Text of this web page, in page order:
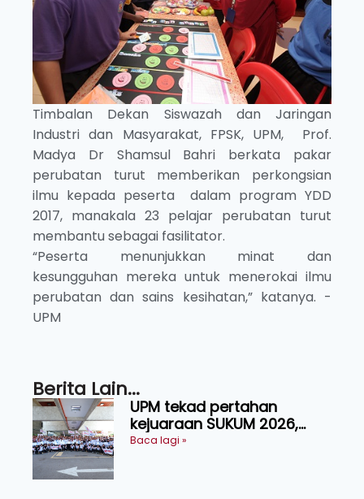
Timbalan Dekan Siswazah dan Jaringan
Industri dan Masyarakat, FPSK, UPM, Prof.
Madya Dr Shamsul Bahri berkata pakar
perubatan turut memberikan perkongsian
ilmu kepada peserta dalam program YDD
2017, manakala 23 pelajar perubatan turut
membantu sebagai fasilitator.
“Peserta menunjukkan minat dan
kesungguhan mereka untuk menerokai ilmu
perubatan dan sains kesihatan,” katanya. -
UPM
Berita Lain...
UPM tekad pertahan
kejuaraan SUKUM 2026,
sasar 16 pingat emas
Baca lagi »